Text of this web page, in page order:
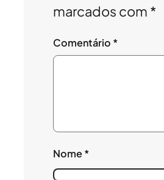
marcados com *
Comentário *
Nome*